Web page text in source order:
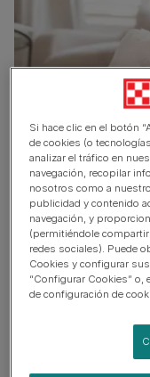
La leche es un mito
popular, los gatos
Pero, en realidad,
para procesar la
azúcar natural
De hecho, la
provocarles diarrea.
Si hace clic en el botón
de cookies (o
analizar el tráfico en
navegación, recopilar
nosotros como a
publicidad y contenido
navegación, y
(permitiéndole
redes sociales). Puede
Cookies y configurar
“Configurar Cookies” o,
de configuración de